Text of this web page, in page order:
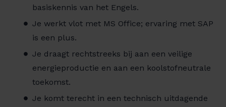
basiskennis van het Engels.
Je werkt vlot met MS Office; ervaring met SAP
is een plus.
Je draagt rechtstreeks bij aan een veilige
energieproductie en aan een koolstofneutrale
toekomst.
Je komt terecht in een technisch uitdagende